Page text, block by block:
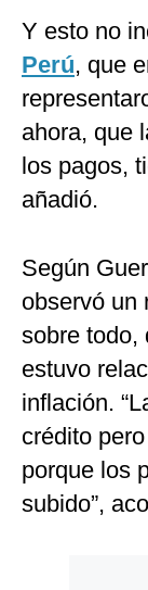
Y esto no
Perú, que
ahora, que
los pagos,
añadió.
Según
observó un
sobre todo,
estuvo
inflación.
crédito
porque los
subido”,